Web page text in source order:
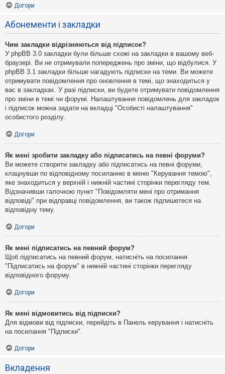
Догори
Абонементи і закладки
Чим закладки відрізняються від підписок?
У phpBB 3.0 закладки були більше схожі на закладки в вашому веб-
браузері. Ви не отримували попереджень про зміни, що відбулися. У
phpBB 3.1 закладки більше нагадують підписки на теми. Ви можете
отримувати повідомлення про оновлення в темі, що знаходиться у
вас в закладках. У разі підписки, ви будете отримувати повідомлення
про зміни в темі чи форумі. Налаштування повідомлень для закладок
і підписок можна задати на вкладці "Особисті налаштування"
особистого розділу.
Догори
Як мені зробити закладку або підписатись на певні форуми?
Ви можете створити закладку або підписатись на певні форуми,
клацнувши по відповідному посиланню в меню "Керування темою",
яке знаходиться у верхній і нижній частині сторінки перегляду тем.
Відзначивши галочкою пункт "Повідомляти мені про отримання
відповіді" при відправці повідомлення, ви також підпишетеся на
відповідну тему.
Догори
Як мені підписатись на певний форум?
Щоб підписатись на певний форум, натисніть на посилання
"Підписатись на форум" в нижній частині сторінки перегляду
відповідного форуму.
Догори
Як мені відмовитись від підписки?
Для відмови від підписки, перейдіть в Панель керування і натисніть
на посилання "Підписки".
Догори
Вкладення